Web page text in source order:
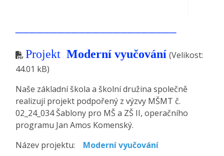
Projekt Moderní vyučování (Velikost:
44.01 kB)
Naše základní škola a školní družina společně
realizují projekt podpořený z výzvy MŠMT č.
02_24_034 Šablony pro MŠ a ZŠ II, operačního
programu Jan Amos Komenský.
Název projektu:
Moderní vyučování